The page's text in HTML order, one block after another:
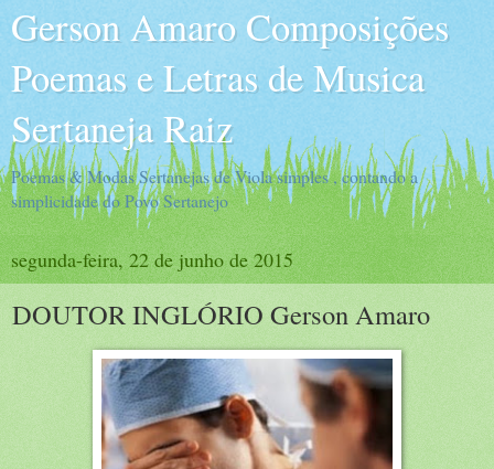
Gerson Amaro Composições
Poemas e Letras de Musica
Sertaneja Raiz
Poemas & Modas Sertanejas de Viola simples , contando a
simplicidade do Povo Sertanejo
segunda-feira, 22 de junho de 2015
DOUTOR INGLÓRIO Gerson Amaro